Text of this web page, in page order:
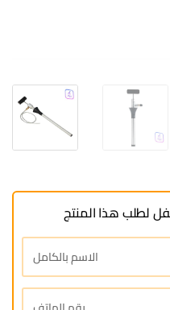
لطلب هذا المنتج